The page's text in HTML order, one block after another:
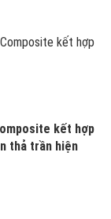
kết hợp
thả trần hiện